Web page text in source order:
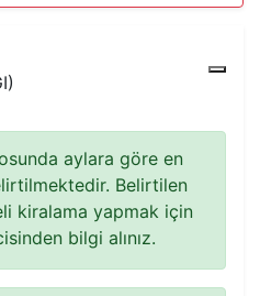
aylara göre en
Belirtilen
kiralama yapmak için
bilgi alınız.